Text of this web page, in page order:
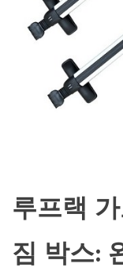
루프랙
짐 박스: